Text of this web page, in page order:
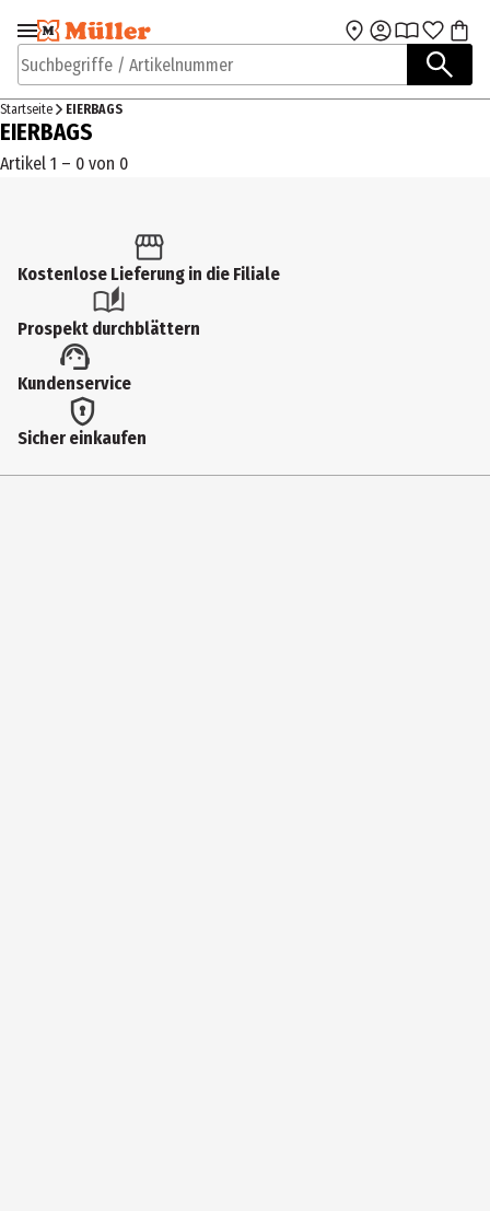
Zur Navigation
springen
Zum Hauptinhalt
Suchbegriffe / Artikelnummer
Startseite EIERBAGS
EIERBAGS
Artikel 1 – 0 von 0
Kostenlose Lieferung in die Filiale
Prospekt durchblättern
Kundenservice
Sicher einkaufen